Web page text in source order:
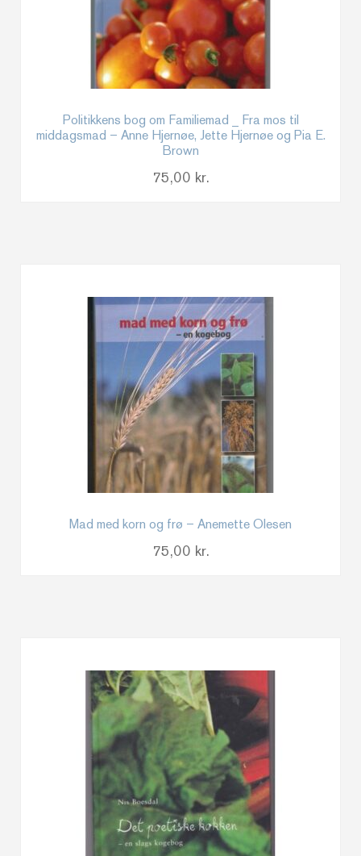
Politikkens bog om Familiemad _ Fra mos til
middagsmad – Anne Hjernøe, Jette Hjernøe og Pia E.
Brown
75,00 kr.
Mad med korn og frø – Anemette Olesen
75,00 kr.